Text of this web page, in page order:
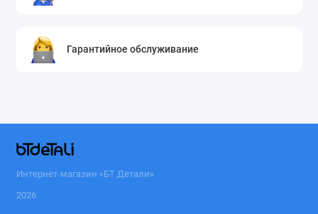
Гарантийное обслуживание
Интернет-магазин «БТ Детали»
2026